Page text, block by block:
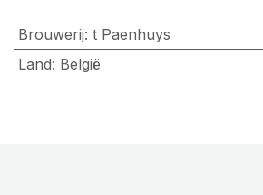
Brouwerij: t Paenhuys
Land: België